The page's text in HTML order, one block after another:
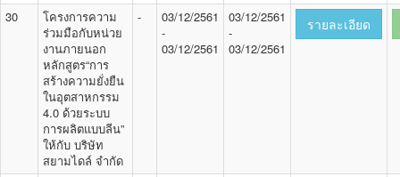
30
โครงการความ
ร่วมมือกับหน่วย
งานภายนอก
หลักสูตร“การ
สร้างความยั่งยืน
ในอุตสาหกรรม
4.0 ด้วยระบบ
การผลิตแบบลีน”
ให้กับ บริษัท
สยามไดล์ จำกัด
-
03/12/2561
-
03/12/2561
03/12/2561
-
03/12/2561
รายละเอียด